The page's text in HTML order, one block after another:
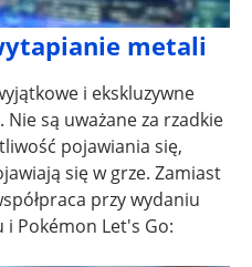
metali
i ekskluzywne
są uważane za rzadkie
pojawiania się,
się w grze. Zamiast
przy wydaniu
i Pokémon Let's Go: